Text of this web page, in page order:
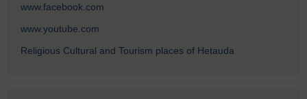
www.facebook.com
www.youtube.com
Religious Cultural and Tourism places of Hetauda